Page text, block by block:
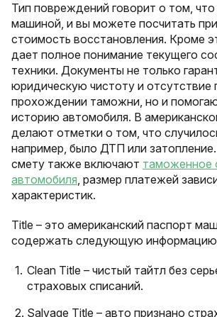
Тип повреждений говорит о том, что
машиной, и вы можете посчитать
стоимость восстановления. Кроме
дает полное понимание текущего
техники. Документы не только
юридическую чистоту и отсутствие
прохождении таможни, но и
историю автомобиля. В
делают отметки о том, что
например, было ДТП или
смету также включают таможенное
автомобиля, размер платежей
характеристик.
Title – это американский паспорт
содержать следующую
Clean Title – чистый тайтл без
страховых списаний.
Salvage Title – авто признано